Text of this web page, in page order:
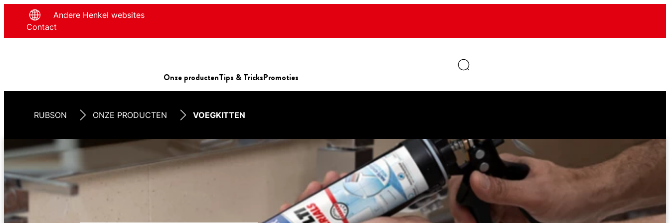
Andere Henkel websites
Contact
Onze productenTips & TricksPromoties
RUBSON ONZE PRODUCTEN VOEGKITTEN